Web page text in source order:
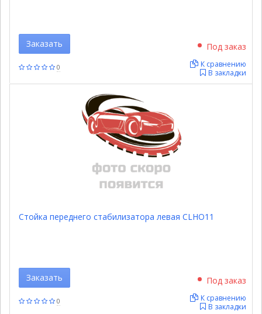
0
Под заказ
В закладки
К сравнению
Заказать
Стойка переднего стабилизатора левая CLHO11
0
Под заказ
В закладки
К сравнению
Заказать